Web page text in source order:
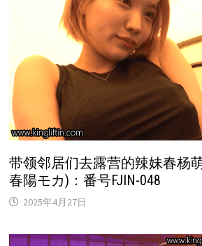
带领邻居们去露营的辣妹春杨萌
春陽モカ)：番号FJIN-048
2025年4月27日